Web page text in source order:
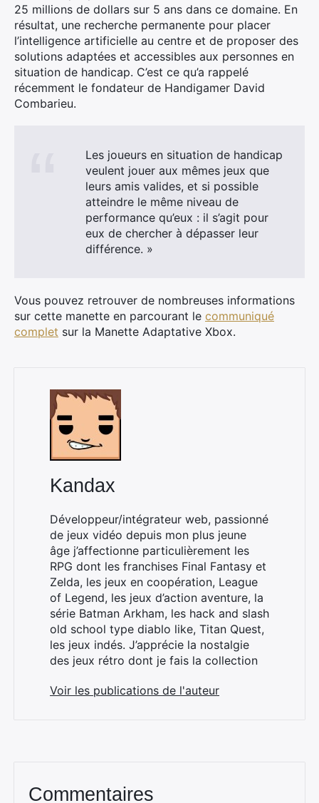
25 millions de dollars sur 5 ans dans ce domaine. En
résultat, une recherche permanente pour placer
l’intelligence artificielle au centre et de proposer des
solutions adaptées et accessibles aux personnes en
situation de handicap. C’est ce qu’a rappelé
récemment le fondateur de Handigamer David
Combarieu.
Les joueurs en situation de handicap
veulent jouer aux mêmes jeux que
leurs amis valides, et si possible
atteindre le même niveau de
performance qu’eux : il s’agit pour
eux de chercher à dépasser leur
différence. »
Vous pouvez retrouver de nombreuses informations
sur cette manette en parcourant le communiqué
complet sur la Manette Adaptative Xbox.
Kandax
Développeur/intégrateur web, passionné
de jeux vidéo depuis mon plus jeune
âge j’affectionne particulièrement les
RPG dont les franchises Final Fantasy et
Zelda, les jeux en coopération, League
of Legend, les jeux d’action aventure, la
série Batman Arkham, les hack and slash
old school type diablo like, Titan Quest,
les jeux indés. J’apprécie la nostalgie
des jeux rétro dont je fais la collection
Voir les publications de l'auteur
Commentaires
×
Rechercher
: